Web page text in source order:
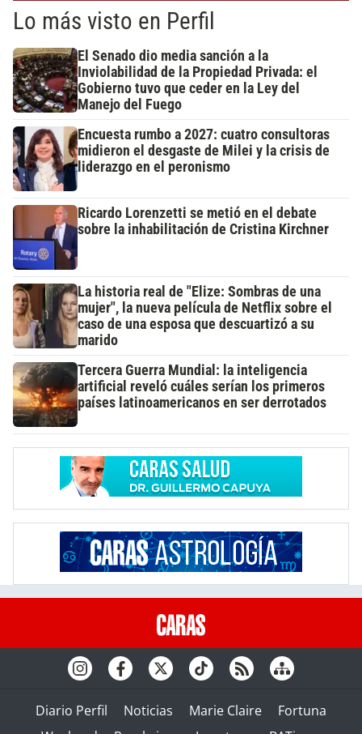
Lo más visto en Perfil
El Senado dio media sanción a la
Inviolabilidad de la Propiedad Privada: el
Gobierno tuvo que ceder en la Ley del
Manejo del Fuego
Encuesta rumbo a 2027: cuatro consultoras
midieron el desgaste de Milei y la crisis de
liderazgo en el peronismo
Ricardo Lorenzetti se metió en el debate
sobre la inhabilitación de Cristina Kirchner
La historia real de "Elize: Sombras de una
mujer", la nueva película de Netflix sobre el
caso de una esposa que descuartizó a su
marido
Tercera Guerra Mundial: la inteligencia
artificial reveló cuáles serían los primeros
países latinoamericanos en ser derrotados
Diario Perfil Noticias Marie Claire
Fortuna